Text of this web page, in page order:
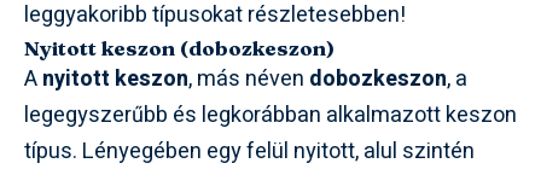
leggyakoribb típusokat részletesebben!
Nyitott keszon (dobozkeszon)
Anyitott keszon, más néven dobozkeszon, a
legegyszerűbb és legkorábban alkalmazott keszon
típus. Lényegében egy felül nyitott, alul szintén